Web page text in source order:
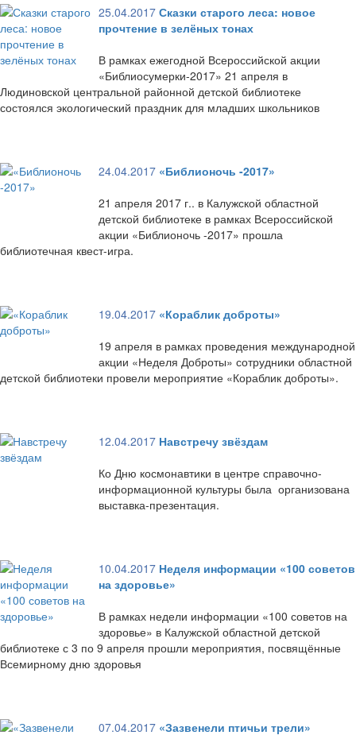
25.04.2017 Сказки старого леса: новое
прочтение в зелёных тонах
В рамках ежегодной Всероссийской акции
«Библиосумерки-2017» 21 апреля в
Людиновской центральной районной детской библиотеке
состоялся экологический праздник для младших школьников
24.04.2017 «Библионочь -2017»
21 апреля 2017 г.. в Калужской областной
детской библиотеке в рамках Всероссийской
акции «Библионочь -2017» прошла
библиотечная квест-игра.
19.04.2017 «Кораблик доброты»
19 апреля в рамках проведения международной
акции «Неделя Доброты» сотрудники областной
детской библиотеки провели мероприятие «Кораблик доброты».
12.04.2017 Навстречу звёздам
Ко Дню космонавтики в центре справочно-
информационной культуры была организована
выставка-презентация.
10.04.2017 Неделя информации «100 советов
на здоровье»
В рамках недели информации «100 советов на
здоровье» в Калужской областной детской
библиотеке с 3 по 9 апреля прошли мероприятия, посвящённые
Всемирному дню здоровья
07.04.2017 «Зазвенели птичьи трели»